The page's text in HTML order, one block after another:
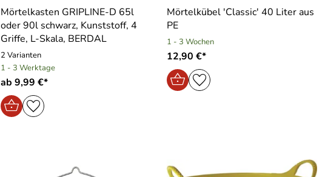
Mörtelkasten GRIPLINE-D 65l
oder 90l schwarz, Kunststoff, 4
Griffe, L-Skala, BERDAL
2 Varianten
1 - 3 Werktage
ab 9,99 €*
Mörtelkübel ′Classic′ 40 Liter aus
PE
1 - 3 Wochen
12,90 €*